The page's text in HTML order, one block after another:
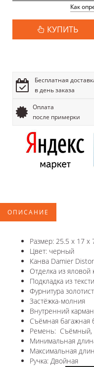
Как
КУПИТЬ
Бесплатная
в день заказа
Оплата
после примерки
ОПИСАНИЕ
Размер: 25.5 x 17 x
Цвет: черный
Канва Damier
Отделка из яловой
Подкладка из
Фурнитура
Застёжка-молния
Внутренний
Съёмная багажная
Ремень: Съёмный,
Минимальная
Максимальная
Ручка: Двойная